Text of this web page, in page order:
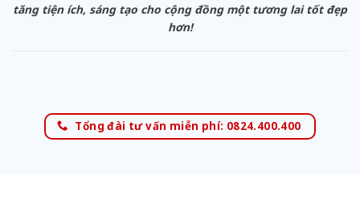
tăng tiện ích, sáng tạo cho cộng đồng một tương lai tốt đẹp
hơn!
Tổng đài tư vấn miễn phí: 0824.400.400